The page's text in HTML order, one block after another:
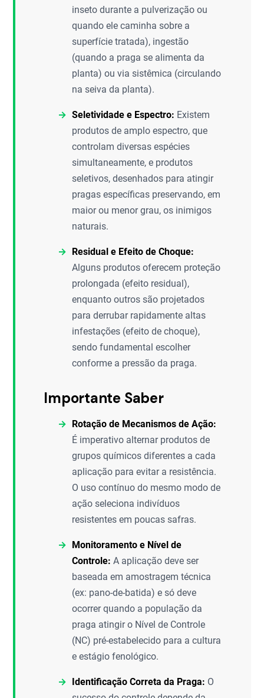
inseto durante a pulverização ou
quando ele caminha sobre a
superfície tratada), ingestão
(quando a praga se alimenta da
planta) ou via sistêmica (circulando
na seiva da planta).
Seletividade e Espectro: Existem
produtos de amplo espectro, que
controlam diversas espécies
simultaneamente, e produtos
seletivos, desenhados para atingir
pragas específicas preservando, em
maior ou menor grau, os inimigos
naturais.
Residual e Efeito de Choque:
Alguns produtos oferecem proteção
prolongada (efeito residual),
enquanto outros são projetados
para derrubar rapidamente altas
infestações (efeito de choque),
sendo fundamental escolher
conforme a pressão da praga.
Importante Saber
Rotação de Mecanismos de Ação:
É imperativo alternar produtos de
grupos químicos diferentes a cada
aplicação para evitar a resistência.
O uso contínuo do mesmo modo de
ação seleciona indivíduos
resistentes em poucas safras.
Monitoramento e Nível de
Controle: A aplicação deve ser
baseada em amostragem técnica
(ex: pano-de-batida) e só deve
ocorrer quando a população da
praga atingir o Nível de Controle
(NC) pré-estabelecido para a cultura
e estágio fenológico.
Identificação Correta da Praga: O